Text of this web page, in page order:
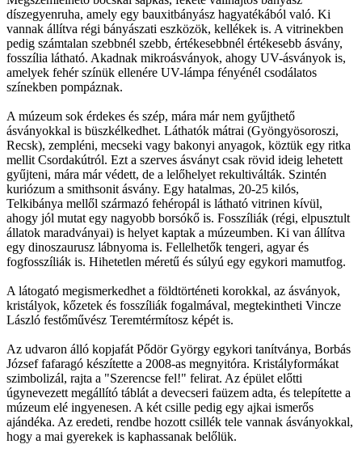
díszegyenruha, amely egy bauxitbányász hagyatékából való. Ki
vannak állítva régi bányászati eszközök, kellékek is. A vitrinekben
pedig számtalan szebbnél szebb, értékesebbnél értékesebb ásvány,
fosszília látható. Akadnak mikroásványok, ahogy UV-ásványok is,
amelyek fehér színük ellenére UV-lámpa fényénél csodálatos
színekben pompáznak.
A múzeum sok érdekes és szép, mára már nem gyűjthető
ásványokkal is büszkélkedhet. Láthatók mátrai (Gyöngyösoroszi,
Recsk), zempléni, mecseki vagy bakonyi anyagok, köztük egy ritka
mellit Csordakútról. Ezt a szerves ásványt csak rövid ideig lehetett
gyűjteni, mára már védett, de a lelőhelyet rekultiválták. Szintén
kuriózum a smithsonit ásvány. Egy hatalmas, 20-25 kilós,
Telkibánya mellől származó fehéropál is látható vitrinen kívül,
ahogy jól mutat egy nagyobb borsókő is. Fosszíliák (régi, elpusztult
állatok maradványai) is helyet kaptak a múzeumben. Ki van állítva
egy dinoszaurusz lábnyoma is. Fellelhetők tengeri, agyar és
fogfosszíliák is. Hihetetlen méretű és súlyú egy egykori mamutfog.
A látogató megismerkedhet a földtörténeti korokkal, az ásványok,
kristályok, kőzetek és fosszíliák fogalmával, megtekintheti Vincze
László festőművész Teremtérmítosz képét is.
Az udvaron álló kopjafát Pődör György egykori tanítványa, Borbás
József fafaragó készítette a 2008-as megnyitóra. Kristályformákat
szimbolizál, rajta a "Szerencse fel!" felirat. Az épület előtti
úgynevezett megállító táblát a devecseri faüzem adta, és telepítette a
múzeum elé ingyenesen. A két csille pedig egy ajkai ismerős
ajándéka. Az eredeti, rendbe hozott csillék tele vannak ásványokkal,
hogy a mai gyerekek is kaphassanak belőlük.